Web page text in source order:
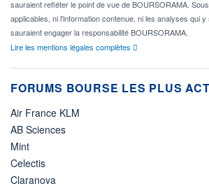
sauraient refléter le point de vue de BOURSORAMA.
applicables, ni l'information contenue, ni les analyses qui
sauraient engager la responsabilité BOURSORAMA.
Lire les mentions légales complètes
FORUMS BOURSE LES PLUS
Air France KLM
AB Sciences
Mint
Celectis
Claranova